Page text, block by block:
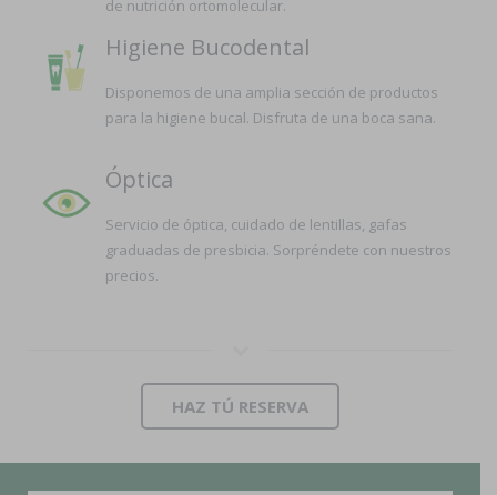
de nutrición ortomolecular.
Higiene Bucodental
Disponemos de una amplia sección de productos
para la higiene bucal. Disfruta de una boca sana.
Óptica
Servicio de óptica, cuidado de lentillas, gafas
graduadas de presbicia. Sorpréndete con nuestros
precios.
HAZ TÚ RESERVA